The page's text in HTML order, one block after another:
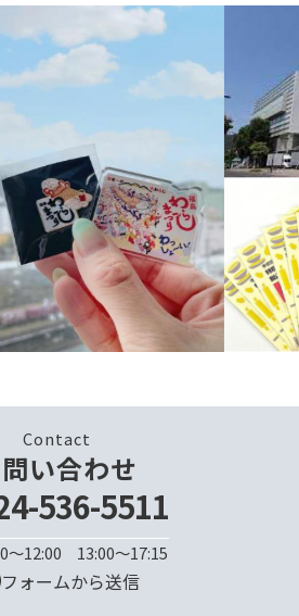
Contact
い合わせ
536-5511
～12:00 13:00～17:15
フォームから送信